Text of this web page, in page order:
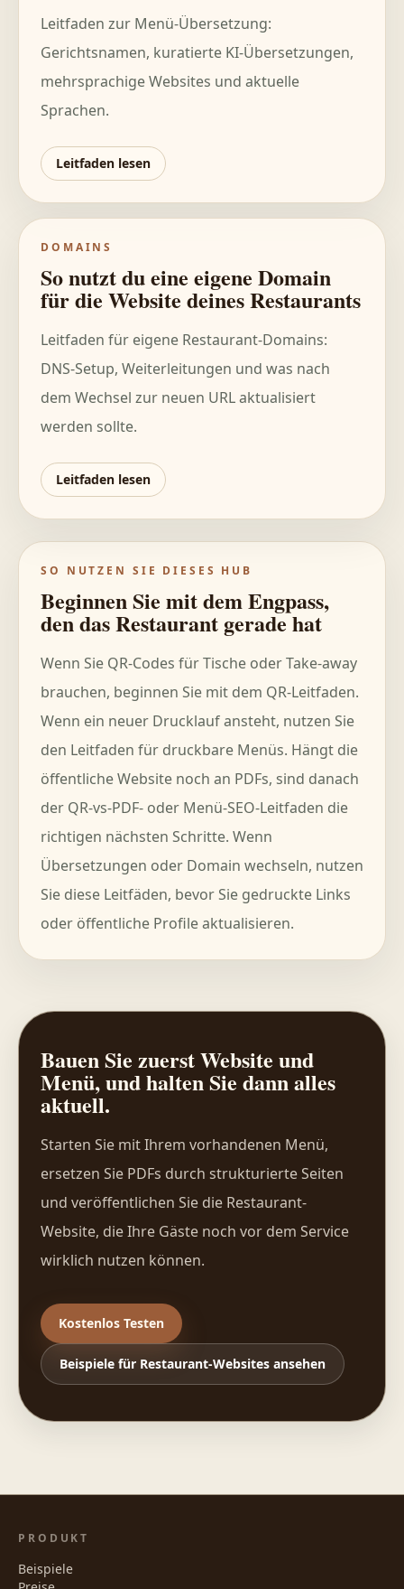
Leitfaden zur Menü-Übersetzung:
Gerichtsnamen, kuratierte KI-Übersetzungen,
mehrsprachige Websites und aktuelle
Sprachen.
Leitfaden lesen
DOMAINS
So nutzt du eine eigene Domain
für die Website deines Restaurants
Leitfaden für eigene Restaurant-Domains:
DNS-Setup, Weiterleitungen und was nach
dem Wechsel zur neuen URL aktualisiert
werden sollte.
Leitfaden lesen
SO NUTZEN SIE DIESES HUB
Beginnen Sie mit dem Engpass,
den das Restaurant gerade hat
Wenn Sie QR-Codes für Tische oder Take-away
brauchen, beginnen Sie mit dem QR-Leitfaden.
Wenn ein neuer Drucklauf ansteht, nutzen Sie
den Leitfaden für druckbare Menüs. Hängt die
öffentliche Website noch an PDFs, sind danach
der QR-vs-PDF- oder Menü-SEO-Leitfaden die
richtigen nächsten Schritte. Wenn
Übersetzungen oder Domain wechseln, nutzen
Sie diese Leitfäden, bevor Sie gedruckte Links
oder öffentliche Profile aktualisieren.
Bauen Sie zuerst Website und
Menü, und halten Sie dann alles
aktuell.
Starten Sie mit Ihrem vorhandenen Menü,
ersetzen Sie PDFs durch strukturierte Seiten
und veröffentlichen Sie die Restaurant-
Website, die Ihre Gäste noch vor dem Service
wirklich nutzen können.
Kostenlos Testen
Beispiele für Restaurant-Websites ansehen
PRODUKT
Beispiele